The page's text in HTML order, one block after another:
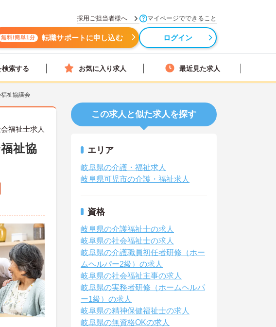
採用ご担当者様へ マイページでできること
無料!簡単1分 転職サポートに申し込む ログイン
検索する お気に入り求人 最近見た求人
祉協議会
福祉士求人
祉協
この求人と似た求人を探す
エリア
岐阜県の介護・福祉求人
岐阜県可児市の介護・福祉求人
資格
岐阜県の介護福祉士の求人
岐阜県の社会福祉士の求人
岐阜県の介護職員初任者研修（ホー
ムヘルパー2級）の求人
岐阜県の社会福祉主事の求人
岐阜県の実務者研修（ホームヘルパ
ー1級）の求人
岐阜県の精神保健福祉士の求人
岐阜県の無資格OKの求人